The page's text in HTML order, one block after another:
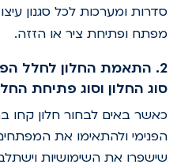
ומערכות לכל סגנון
ופתיחת ציר או הזזה.
2. התאמת החלון לחלל
החלון וסוג פתיחת החלון
באים לבחור חלון קחו
ולהתאימו את המפתחים
את השימושיות וישתלבו